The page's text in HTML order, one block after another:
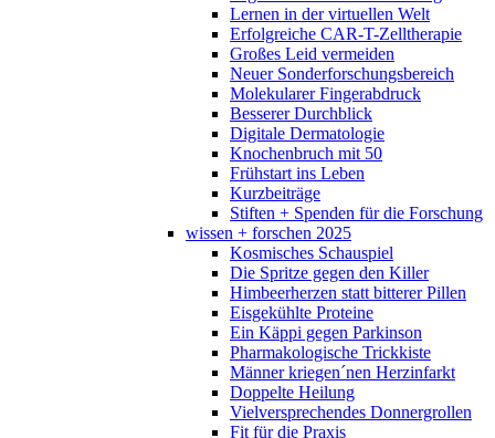
Lernen in der virtuellen Welt
Erfolgreiche CAR-T-Zelltherapie
Großes Leid vermeiden
Neuer Sonderforschungsbereich
Molekularer Fingerabdruck
Besserer Durchblick
Digitale Dermatologie
Knochenbruch mit 50
Frühstart ins Leben
Kurzbeiträge
Stiften + Spenden für die Forschung
wissen + forschen 2025
Kosmisches Schauspiel
Die Spritze gegen den Killer
Himbeerherzen statt bitterer Pillen
Eisgekühlte Proteine
Ein Käppi gegen Parkinson
Pharmakologische Trickkiste
Männer kriegen´nen Herzinfarkt
Doppelte Heilung
Vielversprechendes Donnergrollen
Fit für die Praxis